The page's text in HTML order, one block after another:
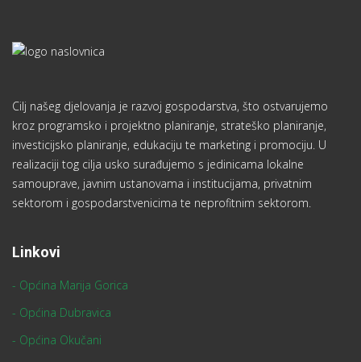
- Sloboština d.o.o.
Reference
PROMOTIVNE AKTIVNOSTI
24 August 2016
Projekti aplicirani prema EU fondovima
INVESTICIJSKO PLANIRANJE
24 August 2016
Usluge